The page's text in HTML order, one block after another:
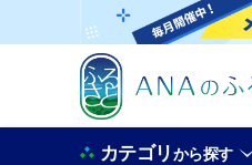
カテゴリから探す